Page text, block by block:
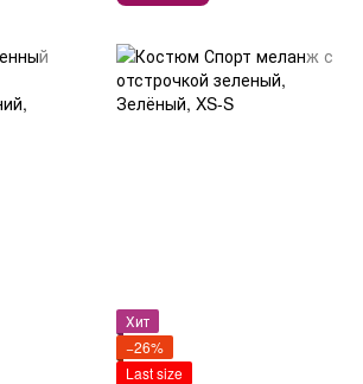
Хит
−26%
Last size